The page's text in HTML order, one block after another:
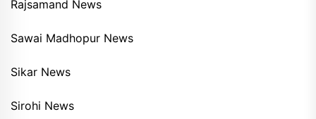
Rajsamand News
Sawai Madhopur News
Sikar News
Sirohi News